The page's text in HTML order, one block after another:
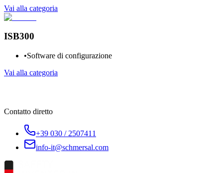
Vai alla categoria
ISB300
•Software di configurazione
Vai alla categoria
Contatto diretto
+39 030 / 2507411
info-it@schmersal.com